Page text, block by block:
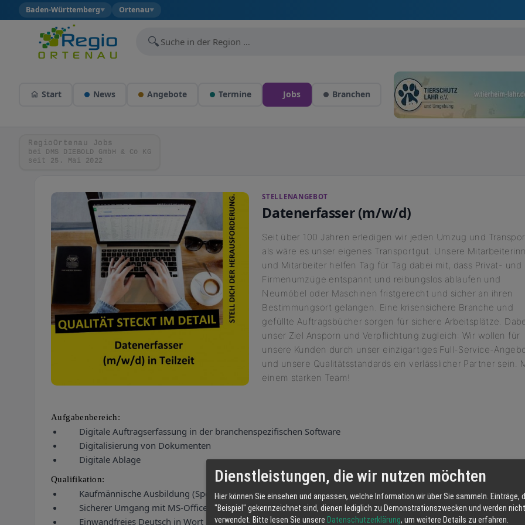
Baden-Württemberg▼ Ortenau▼
🔍
Start News Angebote Termine Jobs Branchen
RegioOrtenau Jobs
bei DMS DIEBOLD GmbH & Co KG
seit 25. Mai 2022
STELLENANGEBOT
Datenerfasser (m/w/d)
Seit über 100 Jahren erledigen wir jeden Umzug und
als wäre es unser eigenes Transportgut. Unsere
und Mitarbeiter helfen Tag für Tag dabei mit, dass Privat- und
Firmenumzüge entspannt und reibungslos ablaufen und
Neumöbel oder Maschinen fristgerecht und sicher an ihren
Bestimmungsort gelangen. Eine krisensichere Branche und
gefüllte Auftragsbücher sorgen für sichere Arbeitsplätze.
unser Ziel Ansporn und Verpflichtung zugleich: Wir wollen für
unsere Kunden durch unser einzigartiges Full-Service-
und unsere Qualitätsstandards ein verlässlicher Partner sein.
einem starken Team!
Aufgabenbereich:
Digitale Auftragserfassung in der branchenspezifischen Software
Digitalisierung von Dokumenten
Digitale Ablage
Qualifikation:
Kaufmännische Ausbildung (Spedition, Büro, Groß- und Außenhandel)
Sicherer Umgang mit MS-Office
Einwandfreies Deutsch in Wort und Schrift
Dienstleistungen, die wir nutzen möchten
Hier können Sie einsehen und anpassen, welche Information wir über Sie sammeln. Einträge,
"Beispiel" gekennzeichnet sind, dienen lediglich zu Demonstrationszwecken und werden
verwendet. Bitte lesen Sie unsere Datenschutzerklärung, um weitere Details zu erfahren.